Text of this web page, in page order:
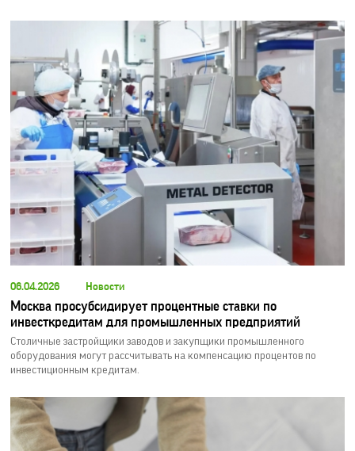
06.04.2026 Новости
Москва просубсидирует процентные ставки по
инвесткредитам для промышленных предприятий
Столичные застройщики заводов и закупщики промышленного
оборудования могут рассчитывать на компенсацию процентов по
инвестиционным кредитам.